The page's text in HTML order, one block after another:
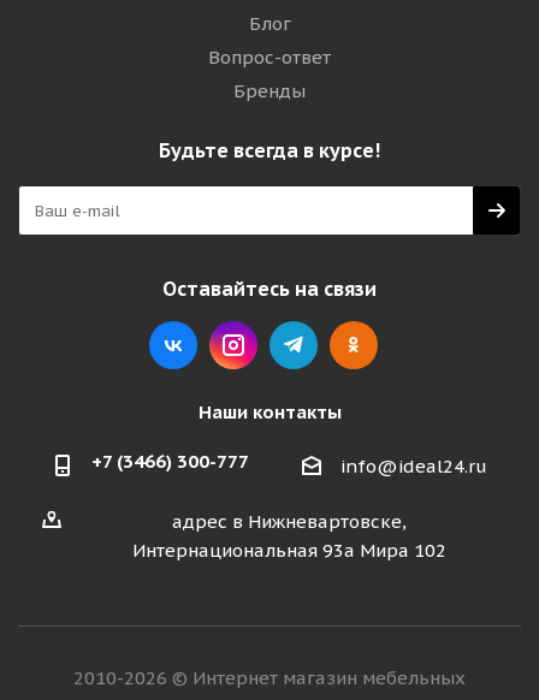
Блог
Вопрос-ответ
Бренды
Будьте всегда в курсе!
Оставайтесь на связи
Наши контакты
+7 (3466) 300-777 info@ideal24.ru
адрес в Нижневартовске,
Интернациональная 93а Мира 102
2010-2026 © Интернет магазин мебельных